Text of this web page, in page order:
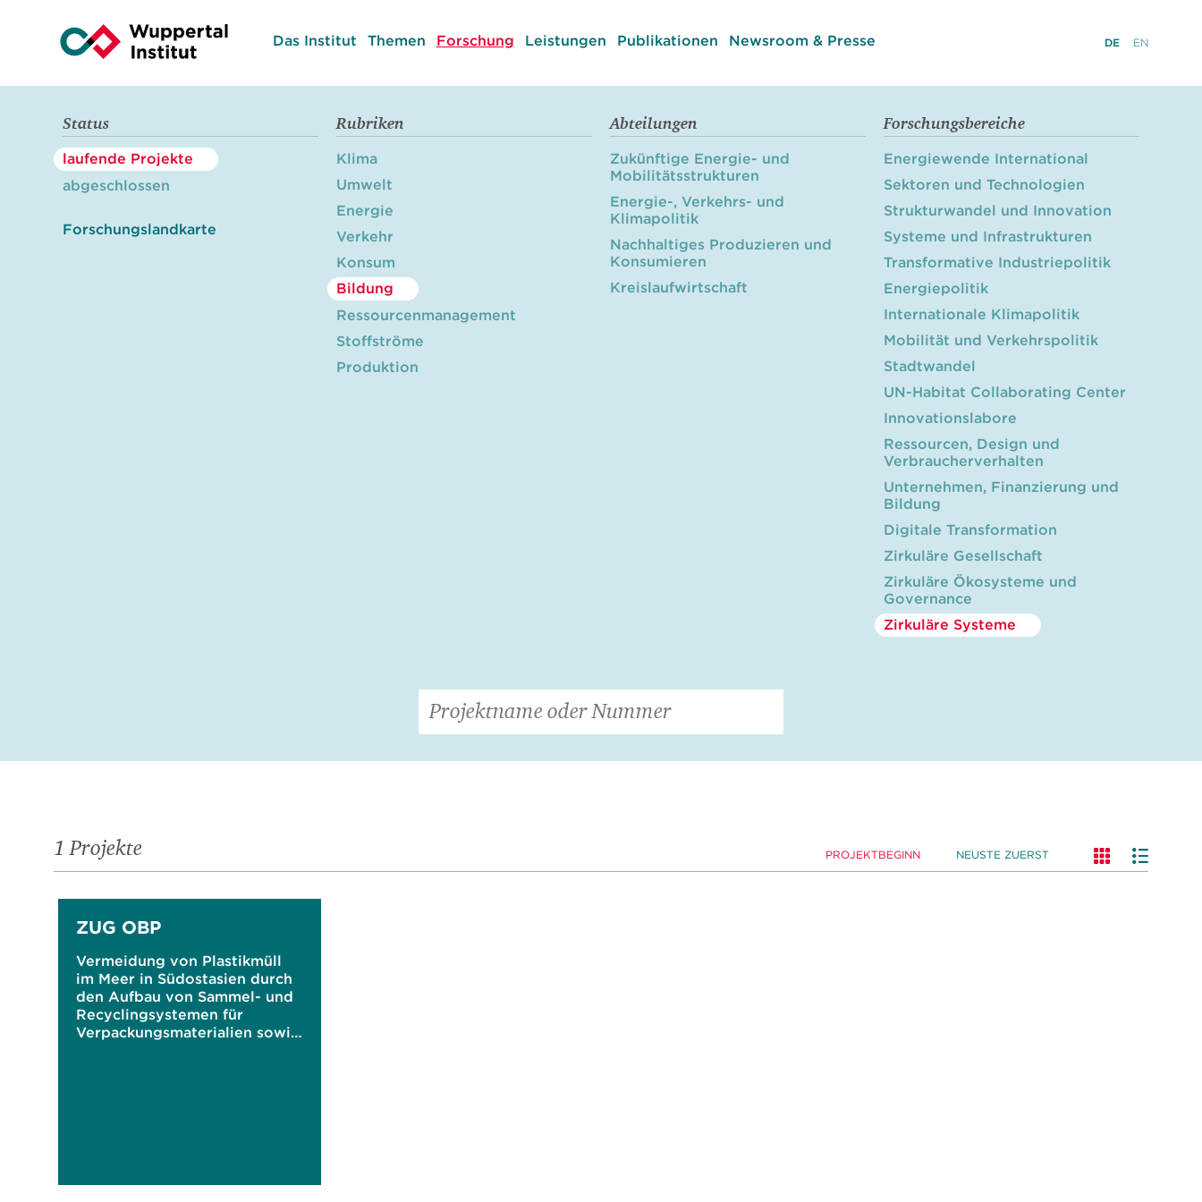
Das Institut Themen Forschung Leistungen Publikationen Newsroom & Presse DE EN
Status
laufende Projekte
abgeschlossen
Forschungslandkarte
Rubriken
Klima
Umwelt
Energie
Verkehr
Konsum
Bildung
Ressourcenmanagement
Stoffströme
Produktion
Abteilungen
Zukünftige Energie- und
Mobilitätsstrukturen
Energie-, Verkehrs- und
Klimapolitik
Nachhaltiges Produzieren und
Konsumieren
Kreislaufwirtschaft
Forschungsbereiche
Energiewende International
Sektoren und Technologien
Strukturwandel und Innovation
Systeme und Infrastrukturen
Transformative Industriepolitik
Energiepolitik
Internationale Klimapolitik
Mobilität und Verkehrspolitik
Stadtwandel
UN-Habitat Collaborating Center
Innovationslabore
Ressourcen, Design und
Verbraucherverhalten
Unternehmen, Finanzierung und
Bildung
Digitale Transformation
Zirkuläre Gesellschaft
Zirkuläre Ökosysteme und
Governance
Zirkuläre Systeme
1 Projekte PROJEKTBEGINN NEUSTE ZUERST
ZUG OBP
Vermeidung von Plastikmüll
im Meer in Südostasien durch
den Aufbau von Sammel- und
Recyclingsystemen für
Verpackungsmaterialien sowie